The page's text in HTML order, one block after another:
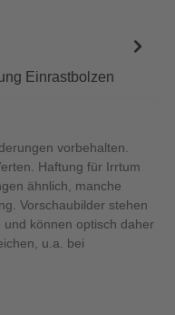
Einrastbolzen
vorbehalten.
Haftung für Irrtum
ähnlich, manche
Vorschaubilder stehen
können optisch daher
u.a. bei